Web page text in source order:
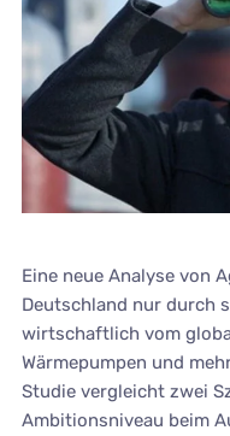
Eine neue Analyse von
Deutschland nur durch
wirtschaftlich vom
Wärmepumpen und
Studie vergleicht zwei
Ambitionsniveau beim